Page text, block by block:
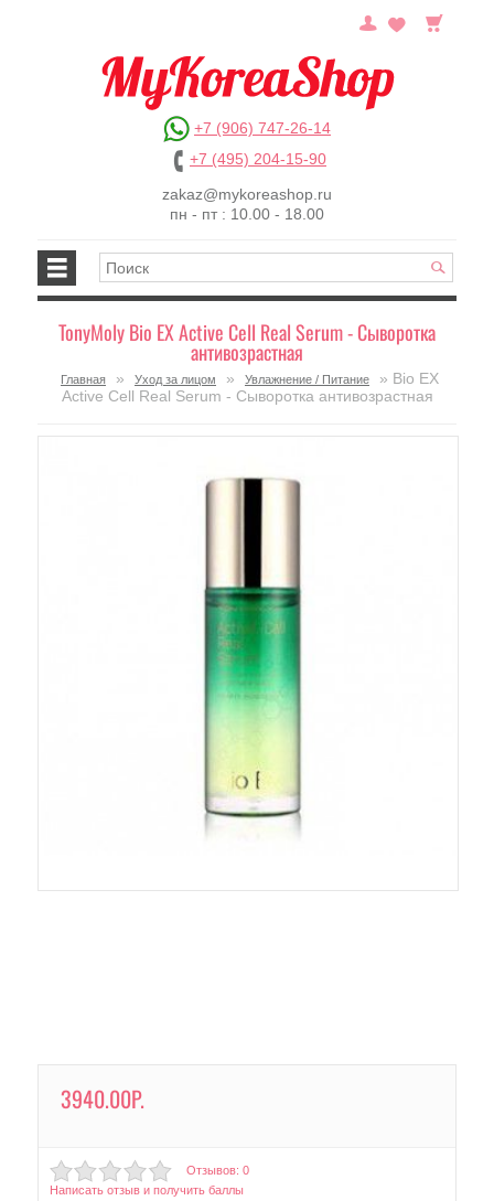
+7 (906) 747-26-14
+7 (495) 204-15-90
zakaz@mykoreashop.ru
пн - пт : 10.00 - 18.00
TonyMoly Bio EX Active Cell Real Serum - Сыворотка
антивозрастная
Главная » Уход за лицом » Увлажнение / Питание
» Bio EX
Active Cell Real Serum - Сыворотка антивозрастная
3940.00Р.
Отзывов: 0
Написать отзыв и получить баллы